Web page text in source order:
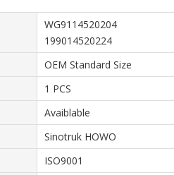
WG9114520204
199014520224
OEM Standard Size
1 PCS
Avaiblable
Sinotruk HOWO
ISO9001